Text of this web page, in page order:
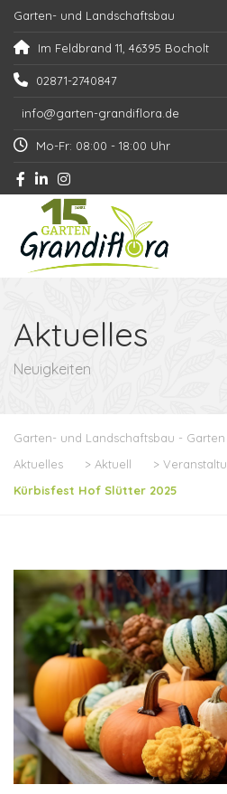
Garten- und Landschaftsbau
Im Feldbrand 11, 46395 Bocholt
02871-2740847
info@garten-grandiflora.de
Mo-Fr: 08:00 - 18:00 Uhr
Aktuelles
Neuigkeiten
Garten- und Landschaftsbau -
Aktuelles
> Aktuell >
Kürbisfest Hof Slütter 2025